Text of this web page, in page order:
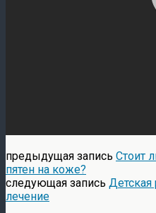
предыдущая запись Стоит
пятен на коже?
следующая запись Детская
лечение